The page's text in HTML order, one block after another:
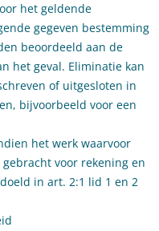
het geldende
gegeven bestemming
beoordeeld aan de
het geval. Eliminatie kan
of uitgesloten in
bijvoorbeeld voor een
het werk waarvoor
voor rekening en
in art. 2:1 lid 1 en 2